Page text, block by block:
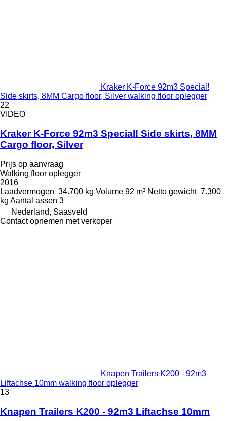
Kraker K-Force 92m3 Special!
Side skirts, 8MM Cargo floor, Silver walking floor oplegger
22
VIDEO
Kraker K-Force 92m3 Special! Side skirts, 8MM
Cargo floor, Silver
Prijs op aanvraag
Walking floor oplegger
2016
Laadvermogen 34.700 kg Volume 92 m³ Netto gewicht 7.300
kg Aantal assen 3
Nederland, Saasveld
Contact opnemen met verkoper
Knapen Trailers K200 - 92m3
Liftachse 10mm walking floor oplegger
13
Knapen Trailers K200 - 92m3 Liftachse 10mm